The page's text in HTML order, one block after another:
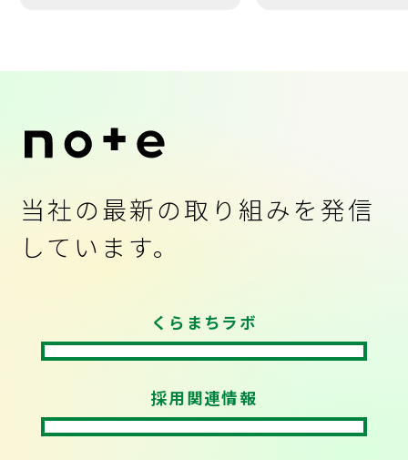
当社の最新の取り組みを発信
しています。
くらまちラボ
採用関連情報